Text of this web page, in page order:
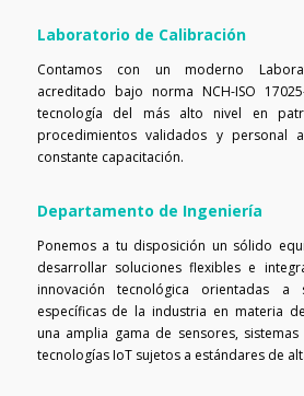
Laboratorio de Calibración
Contamos con un moderno
acreditado bajo norma NCH-ISO
tecnología del más alto nivel en
procedimientos validados y personal
constante capacitación.
Departamento de Ingeniería
Ponemos a tu disposición un sólido
desarrollar soluciones flexibles e
innovación tecnológica orientadas a
específicas de la industria en materia
una amplia gama de sensores,
tecnologías IoT sujetos a estándares de